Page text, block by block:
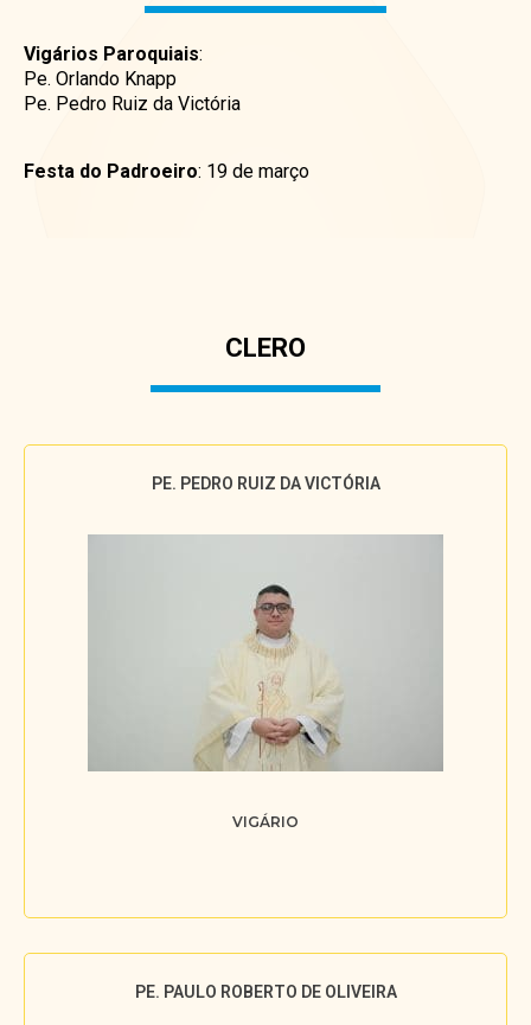
Vigários Paroquiais:
Pe. Orlando Knapp
Pe. Pedro Ruiz da Victória
Festa do Padroeiro: 19 de março
CLERO
PE. PEDRO RUIZ DA VICTÓRIA
VIGÁRIO
PE. PAULO ROBERTO DE OLIVEIRA